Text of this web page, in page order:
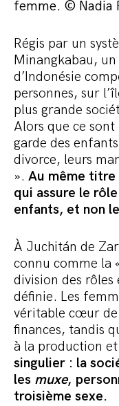
femme. © Nadia
Régis par un
Minangkabau,
d’Indonésie
personnes, sur
plus grande
Alors que ce
garde des
divorce, leurs
». Au même titre
qui assure le
enfants, et non
À Juchitán de
connu comme la
division des rôles
définie. Les
véritable cœur de
finances, tandis
à la production
singulier : la
les muxe,
troisième sexe.